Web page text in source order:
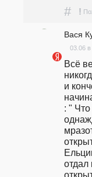
# !
Вася
03.06 в
Всё
и
: "
отдал